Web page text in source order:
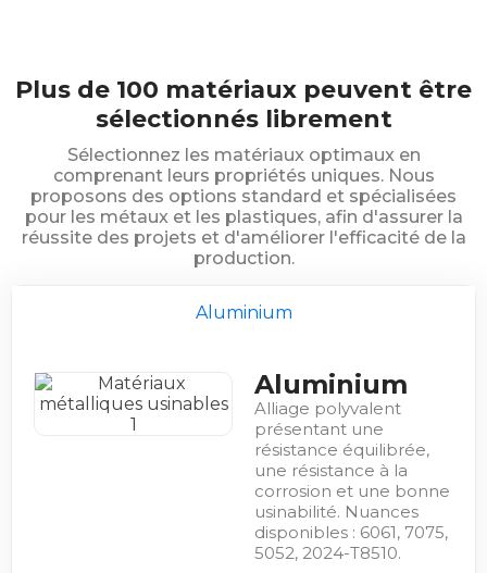
Plus de 100 matériaux peuvent être
sélectionnés librement
Sélectionnez les matériaux optimaux en
comprenant leurs propriétés uniques. Nous
proposons des options standard et spécialisées
pour les métaux et les plastiques, afin d'assurer la
réussite des projets et d'améliorer l'efficacité de la
production.
Aluminium
Aluminium
Alliage polyvalent
présentant une
résistance équilibrée,
une résistance à la
corrosion et une bonne
usinabilité. Nuances
disponibles : 6061, 7075,
5052, 2024-T8510.